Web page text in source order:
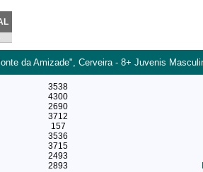
da Amizade", Cerveira - 8+ Juvenis
3538
4300
2690
3712
157
3536
3715
2493
2893